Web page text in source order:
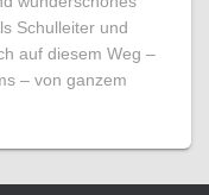
Schulleiter und
auf diesem Weg –
– von ganzem